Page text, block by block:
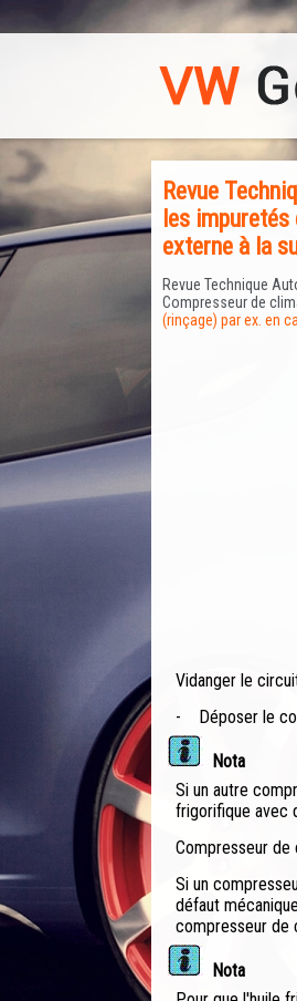
Revue
les
externe à la
Revue Technique
Compresseur de
(rinçage) par ex. en
Vidanger le
-
Déposer le
Nota
Si un autre
frigorifique avec
Compresseur de
Si un
défaut
compresseur de
Nota